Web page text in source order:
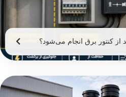
از کنتور برق انجام می‌شود؟